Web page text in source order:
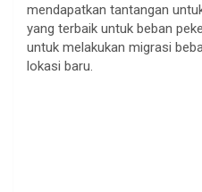
mendapatkan tantangan
yang terbaik untuk beban
untuk melakukan migrasi
lokasi baru.